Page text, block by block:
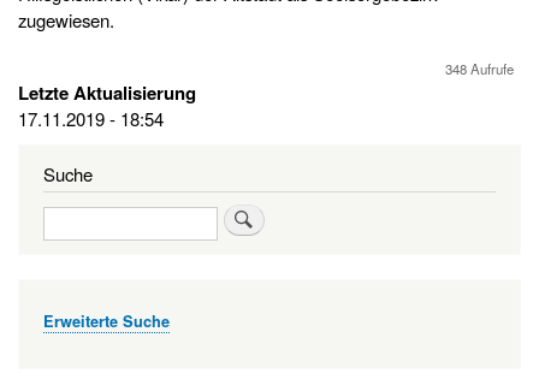
zugewiesen.
348 Aufrufe
Letzte Aktualisierung
17.11.2019 - 18:54
Suche
Suche
Erweiterte Suche